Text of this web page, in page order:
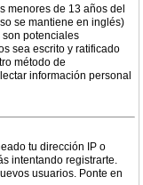
menores de 13 años del
se mantiene en inglés)
son potenciales
sea escrito y ratificado
método de
información personal
tu dirección IP o
intentando registrarte.
usuarios. Ponte en